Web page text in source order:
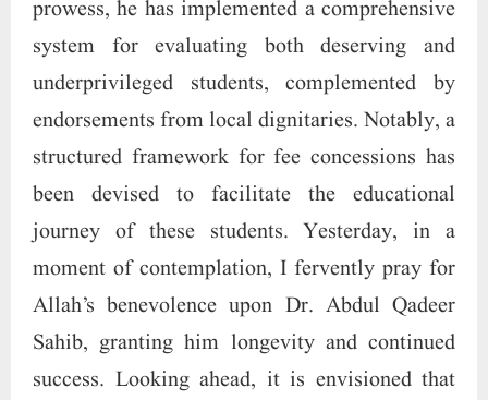
prowess, he has implemented a comprehensive
system for evaluating both deserving and
underprivileged students, complemented by
endorsements from local dignitaries. Notably, a
structured framework for fee concessions has
been devised to facilitate the educational
journey of these students. Yesterday, in a
moment of contemplation, I fervently pray for
Allah’s benevolence upon Dr. Abdul Qadeer
Sahib, granting him longevity and continued
success. Looking ahead, it is envisioned that